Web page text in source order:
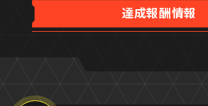
達成報酬情報